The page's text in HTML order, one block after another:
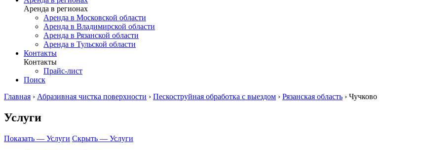
Аренда в регионах
Аренда в Московской области
Аренда в Владимирской области
Аренда в Рязанской области
Аренда в Тульской области
Контакты
Контакты
Прайс-лист
Поиск
Главная › Абразивная чистка поверхности › Пескоструйная обработка с выездом › Рязанская область › Чучково
Услуги
Показать — Услуги Скрыть — Услуги